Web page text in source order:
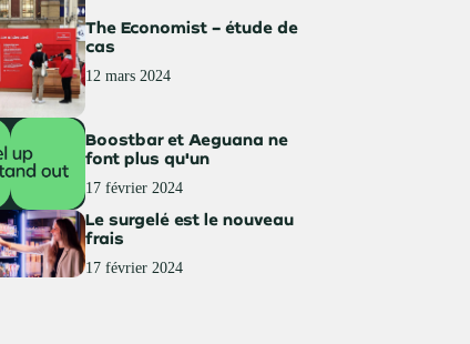
The Economist – étude de
cas
12 mars 2024
Boostbar et Aeguana ne
font plus qu'un
17 février 2024
Le surgelé est le nouveau
frais
17 février 2024